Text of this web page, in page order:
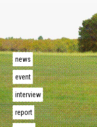
news
event
interview
report